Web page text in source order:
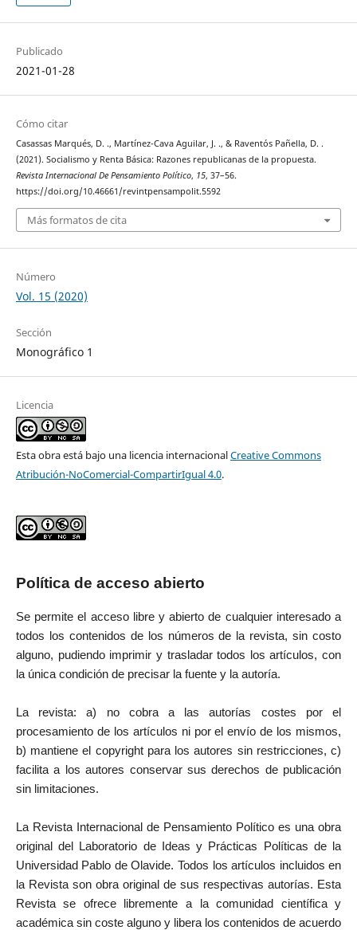
Publicado
2021-01-28
Cómo citar
Casassas Marqués, D. ., Martínez-Cava Aguilar, J. ., & Raventós Pañella, D. .
(2021). Socialismo y Renta Básica: Razones republicanas de la propuesta.
Revista Internacional De Pensamiento Político, 15, 37–56.
https://doi.org/10.46661/revintpensampolit.5592
Más formatos de cita
Número
Vol. 15 (2020)
Sección
Monográfico 1
Licencia
Esta obra está bajo una licencia internacionalCreative Commons
Atribución-NoComercial-CompartirIgual 4.0.
Política de acceso abierto
Se permite el acceso libre y abierto de cualquier interesado a
todos los contenidos de los números de la revista, sin costo
alguno, pudiendo imprimir y trasladar todos los artículos, con
la única condición de precisar la fuente y la autoría.
La revista: a) no cobra a las autorías costes por el
procesamiento de los artículos ni por el envío de los mismos,
b) mantiene el copyright para los autores sin restricciones, c)
facilita a los autores conservar sus derechos de publicación
sin limitaciones.
La Revista Internacional de Pensamiento Político es una obra
original del Laboratorio de Ideas y Prácticas Políticas de la
Universidad Pablo de Olavide. Todos los artículos incluidos en
la Revista son obra original de sus respectivas autorías. Esta
Revista se ofrece libremente a la comunidad científica y
académica sin coste alguno y libera los contenidos de acuerdo